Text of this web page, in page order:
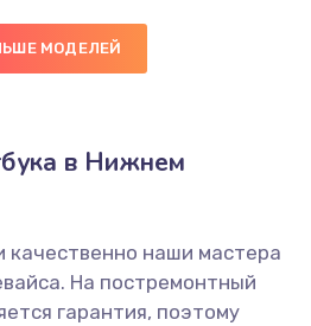
880 руб.
кнопки питания
550 руб.
МОДЕЛЕЙ
в Нижнем
качественно наши мастера
На постремонтный
гарантия, поэтому